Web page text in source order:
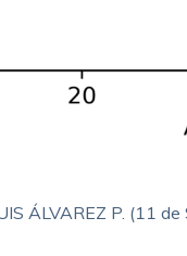
ÁLVAREZ P. (11